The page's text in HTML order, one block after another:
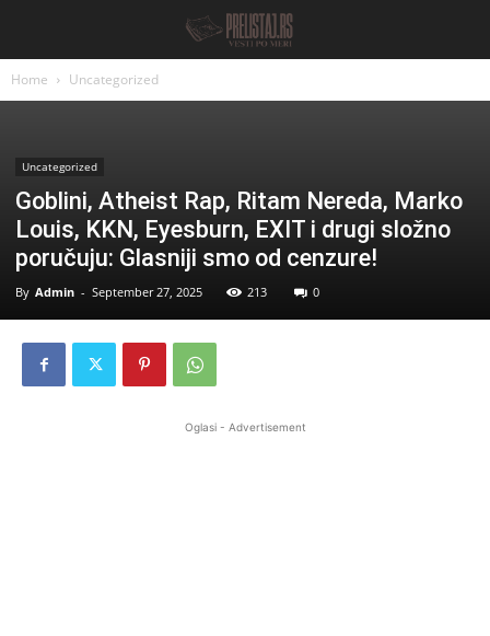
Home Uncategorized
Uncategorized
Goblini, Atheist Rap, Ritam Nereda, Marko
Louis, KKN, Eyesburn, EXIT i drugi složno
poručuju: Glasniji smo od cenzure!
By Admin - September 27, 2025 213 0
Oglasi - Advertisement